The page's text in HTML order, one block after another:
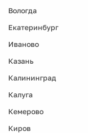
Вологда
Екатеринбург
Иваново
Казань
Калининград
Калуга
Кемерово
Киров